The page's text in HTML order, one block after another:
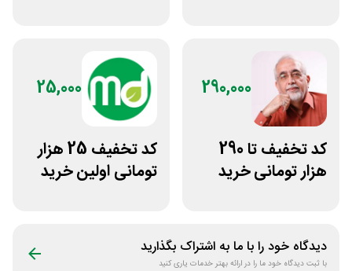
290,000
کد تخفیف تا 290
هزار تومانی خرید
25,000
کد تخفیف 25 هزار
تومانی اولین خرید
دیدگاه خود را با ما به اشتراک بگذارید
با ثبت دیدگاه خود ما را در ارائه بهتر خدمات یاری کنید